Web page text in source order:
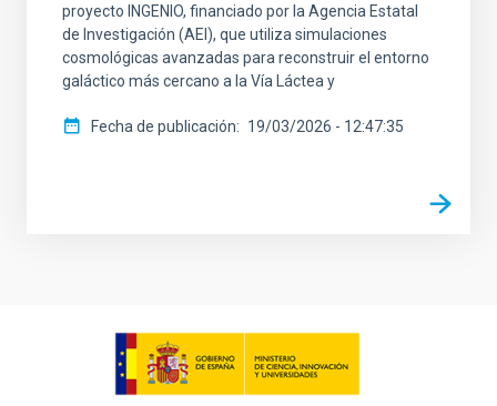
proyecto INGENIO, financiado por la Agencia Estatal
de Investigación (AEI), que utiliza simulaciones
cosmológicas avanzadas para reconstruir el entorno
galáctico más cercano a la Vía Láctea y
Fecha de publicación 19/03/2026 - 12:47:35